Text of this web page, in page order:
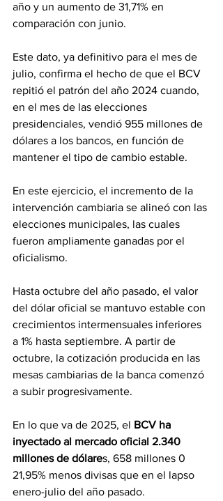
año y un aumento de 31,71% en
comparación con junio.
Este dato, ya definitivo para el mes de
julio, confirma el hecho de que el BCV
repitió el patrón del año 2024 cuando,
en el mes de las elecciones
presidenciales, vendió 955 millones de
dólares a los bancos, en función de
mantener el tipo de cambio estable.
En este ejercicio, el incremento de la
intervención cambiaria se alineó con las
elecciones municipales, las cuales
fueron ampliamente ganadas por el
oficialismo.
Hasta octubre del año pasado, el valor
del dólar oficial se mantuvo estable con
crecimientos intermensuales inferiores
a 1% hasta septiembre. A partir de
octubre, la cotización producida en las
mesas cambiarias de la banca comenzó
a subir progresivamente.
En lo que va de 2025, el BCV ha
inyectado al mercado oficial 2.340
millones de dólares, 658 millones 0
21,95% menos divisas que en el lapso
enero-julio del año pasado.